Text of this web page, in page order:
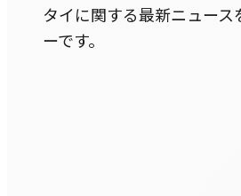
タイに関する最新ニュース
ーです。